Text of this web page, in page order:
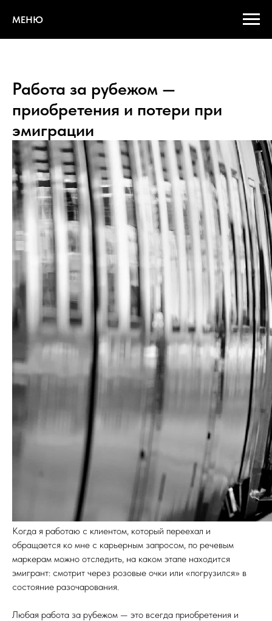
МЕНЮ
Работа за рубежом —
приобретения и потери при
эмиграции
Когда я работаю с клиентом, который переехал и
обращается ко мне с карьерным запросом, по речевым
маркерам можно отследить, на каком этапе находится
эмигрант: смотрит через розовые очки или «погрузился» в
состояние разочарования.
Любая работа за рубежом — это всегда приобретения и